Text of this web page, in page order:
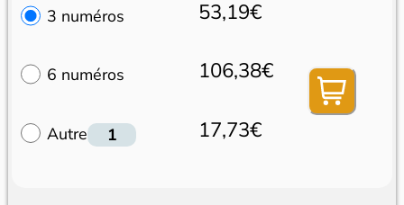
3 numéros 53,19€
6 numéros 106,38€
Autre 17,73€